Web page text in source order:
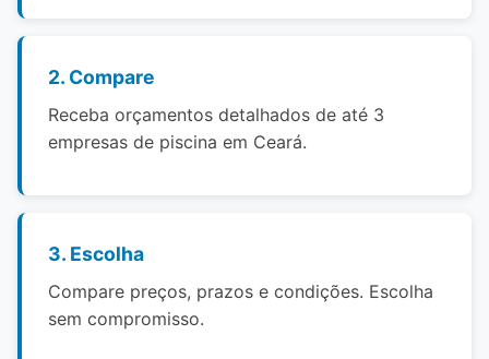
2. Compare
Receba orçamentos detalhados de até 3
empresas de piscina em Ceará.
3. Escolha
Compare preços, prazos e condições. Escolha
sem compromisso.